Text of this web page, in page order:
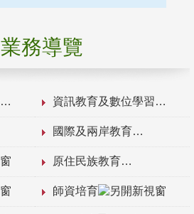
業務導覽
資訊教育及數位學習
國際及兩岸教育
原住民族教育
師資培育